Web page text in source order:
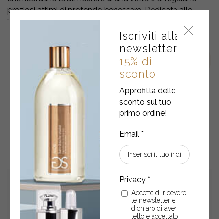
Iscriviti alla
newsletter
15% di
sconto
Approfitta dello
sconto sul tuo
primo ordine!
Accetto di ricevere
le newsletter e
dichiaro di aver
letto e accettato
preziosi attimi di profondo benessere. Dedicata alle
“pulito-addicted”.
POTREBBERO ANCHE
INTERESSARTI